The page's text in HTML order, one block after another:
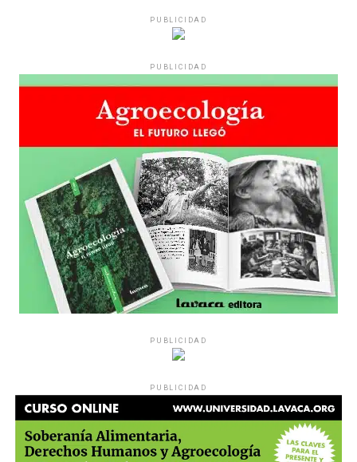
PUBLICIDAD
PUBLICIDAD
PUBLICIDAD
PUBLICIDAD